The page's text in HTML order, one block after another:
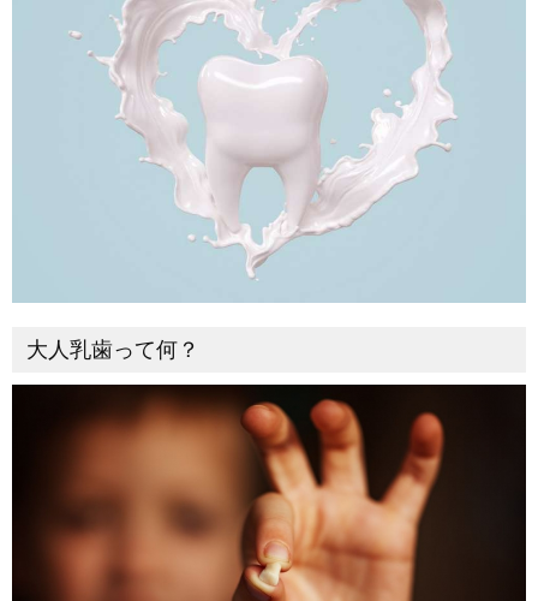
大人乳歯って何？